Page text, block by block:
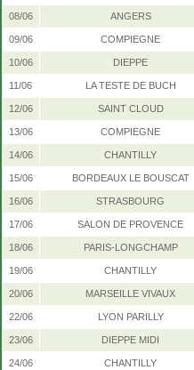
08/06 ANGERS
09/06 COMPIEGNE
10/06 DIEPPE
11/06 LA TESTE DE BUCH
12/06 SAINT CLOUD
13/06 COMPIEGNE
14/06 CHANTILLY
15/06 BORDEAUX LE BOUSCAT
16/06 STRASBOURG
17/06 SALON DE PROVENCE
18/06 PARIS-LONGCHAMP
19/06 CHANTILLY
20/06 MARSEILLE VIVAUX
22/06 LYON PARILLY
23/06 DIEPPE MIDI
24/06 CHANTILLY